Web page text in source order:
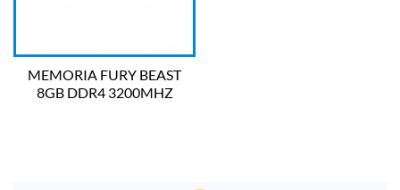
MEMORIA FURY BEAST
8GB DDR4 3200MHZ